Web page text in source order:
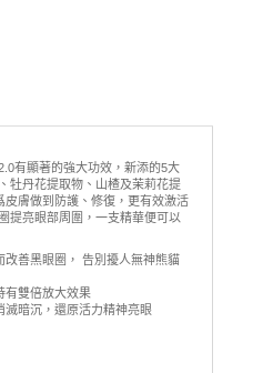
有顯著的強大功效，新添的5大
牡丹花提取物、山楂及茉莉花提
皮膚做到防護、修復，更有效激活
提亮眼部周圍，一支精華便可以
改善黑眼圈， 告別擾人無神熊貓
有雙倍放大效果
滅暗沉，還原活力精神亮眼